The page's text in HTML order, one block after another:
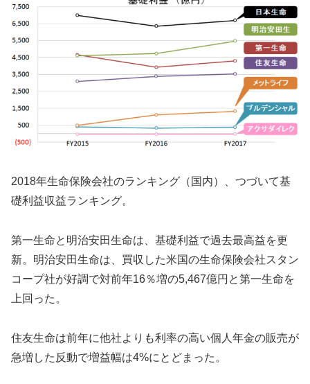
2018年生命保険会社のランキング（国内）、つづいて基
礎利益収益ランキング。
第一生命と明治安田生命は、基礎利益で過去最高益を更
新。明治安田生命は、買収した米国の生命保険会社スタン
コープ社が好調で対前年16％増の5,467億円と第一生命を
上回った。
住友生命は前年に他社よりも利率の高い個人年金の販売が
急増した反動で増益幅は4%にとどまった。